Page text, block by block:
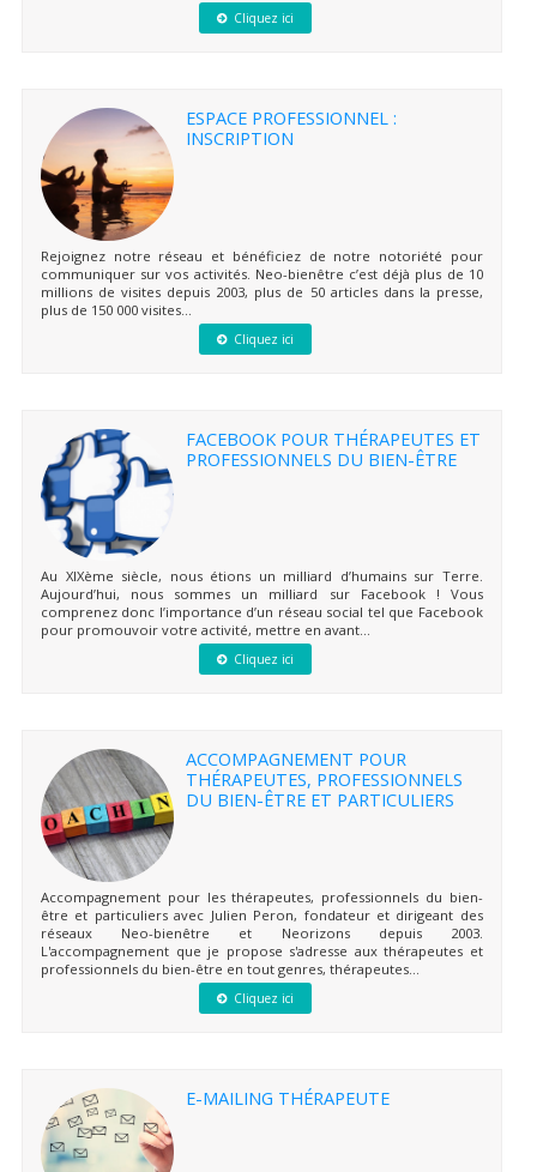
Cliquez ici
ESPACE PROFESSIONNEL :
INSCRIPTION
Rejoignez notre réseau et bénéficiez de notre notoriété pour
communiquer sur vos activités. Neo-bienêtre c’est déjà plus de 10
millions de visites depuis 2003, plus de 50 articles dans la presse,
plus de 150 000 visites...
Cliquez ici
FACEBOOK POUR THÉRAPEUTES ET
PROFESSIONNELS DU BIEN-ÊTRE
Au XIXème siècle, nous étions un milliard d’humains sur Terre.
Aujourd’hui, nous sommes un milliard sur Facebook ! Vous
comprenez donc l’importance d’un réseau social tel que Facebook
pour promouvoir votre activité, mettre en avant...
Cliquez ici
ACCOMPAGNEMENT POUR
THÉRAPEUTES, PROFESSIONNELS
DU BIEN-ÊTRE ET PARTICULIERS
Accompagnement pour les thérapeutes, professionnels du bien-
être et particuliers avec Julien Peron, fondateur et dirigeant des
réseaux Neo-bienêtre et Neorizons depuis 2003.
L'accompagnement que je propose s'adresse aux thérapeutes et
professionnels du bien-être en tout genres, thérapeutes...
Cliquez ici
E-MAILING THÉRAPEUTE